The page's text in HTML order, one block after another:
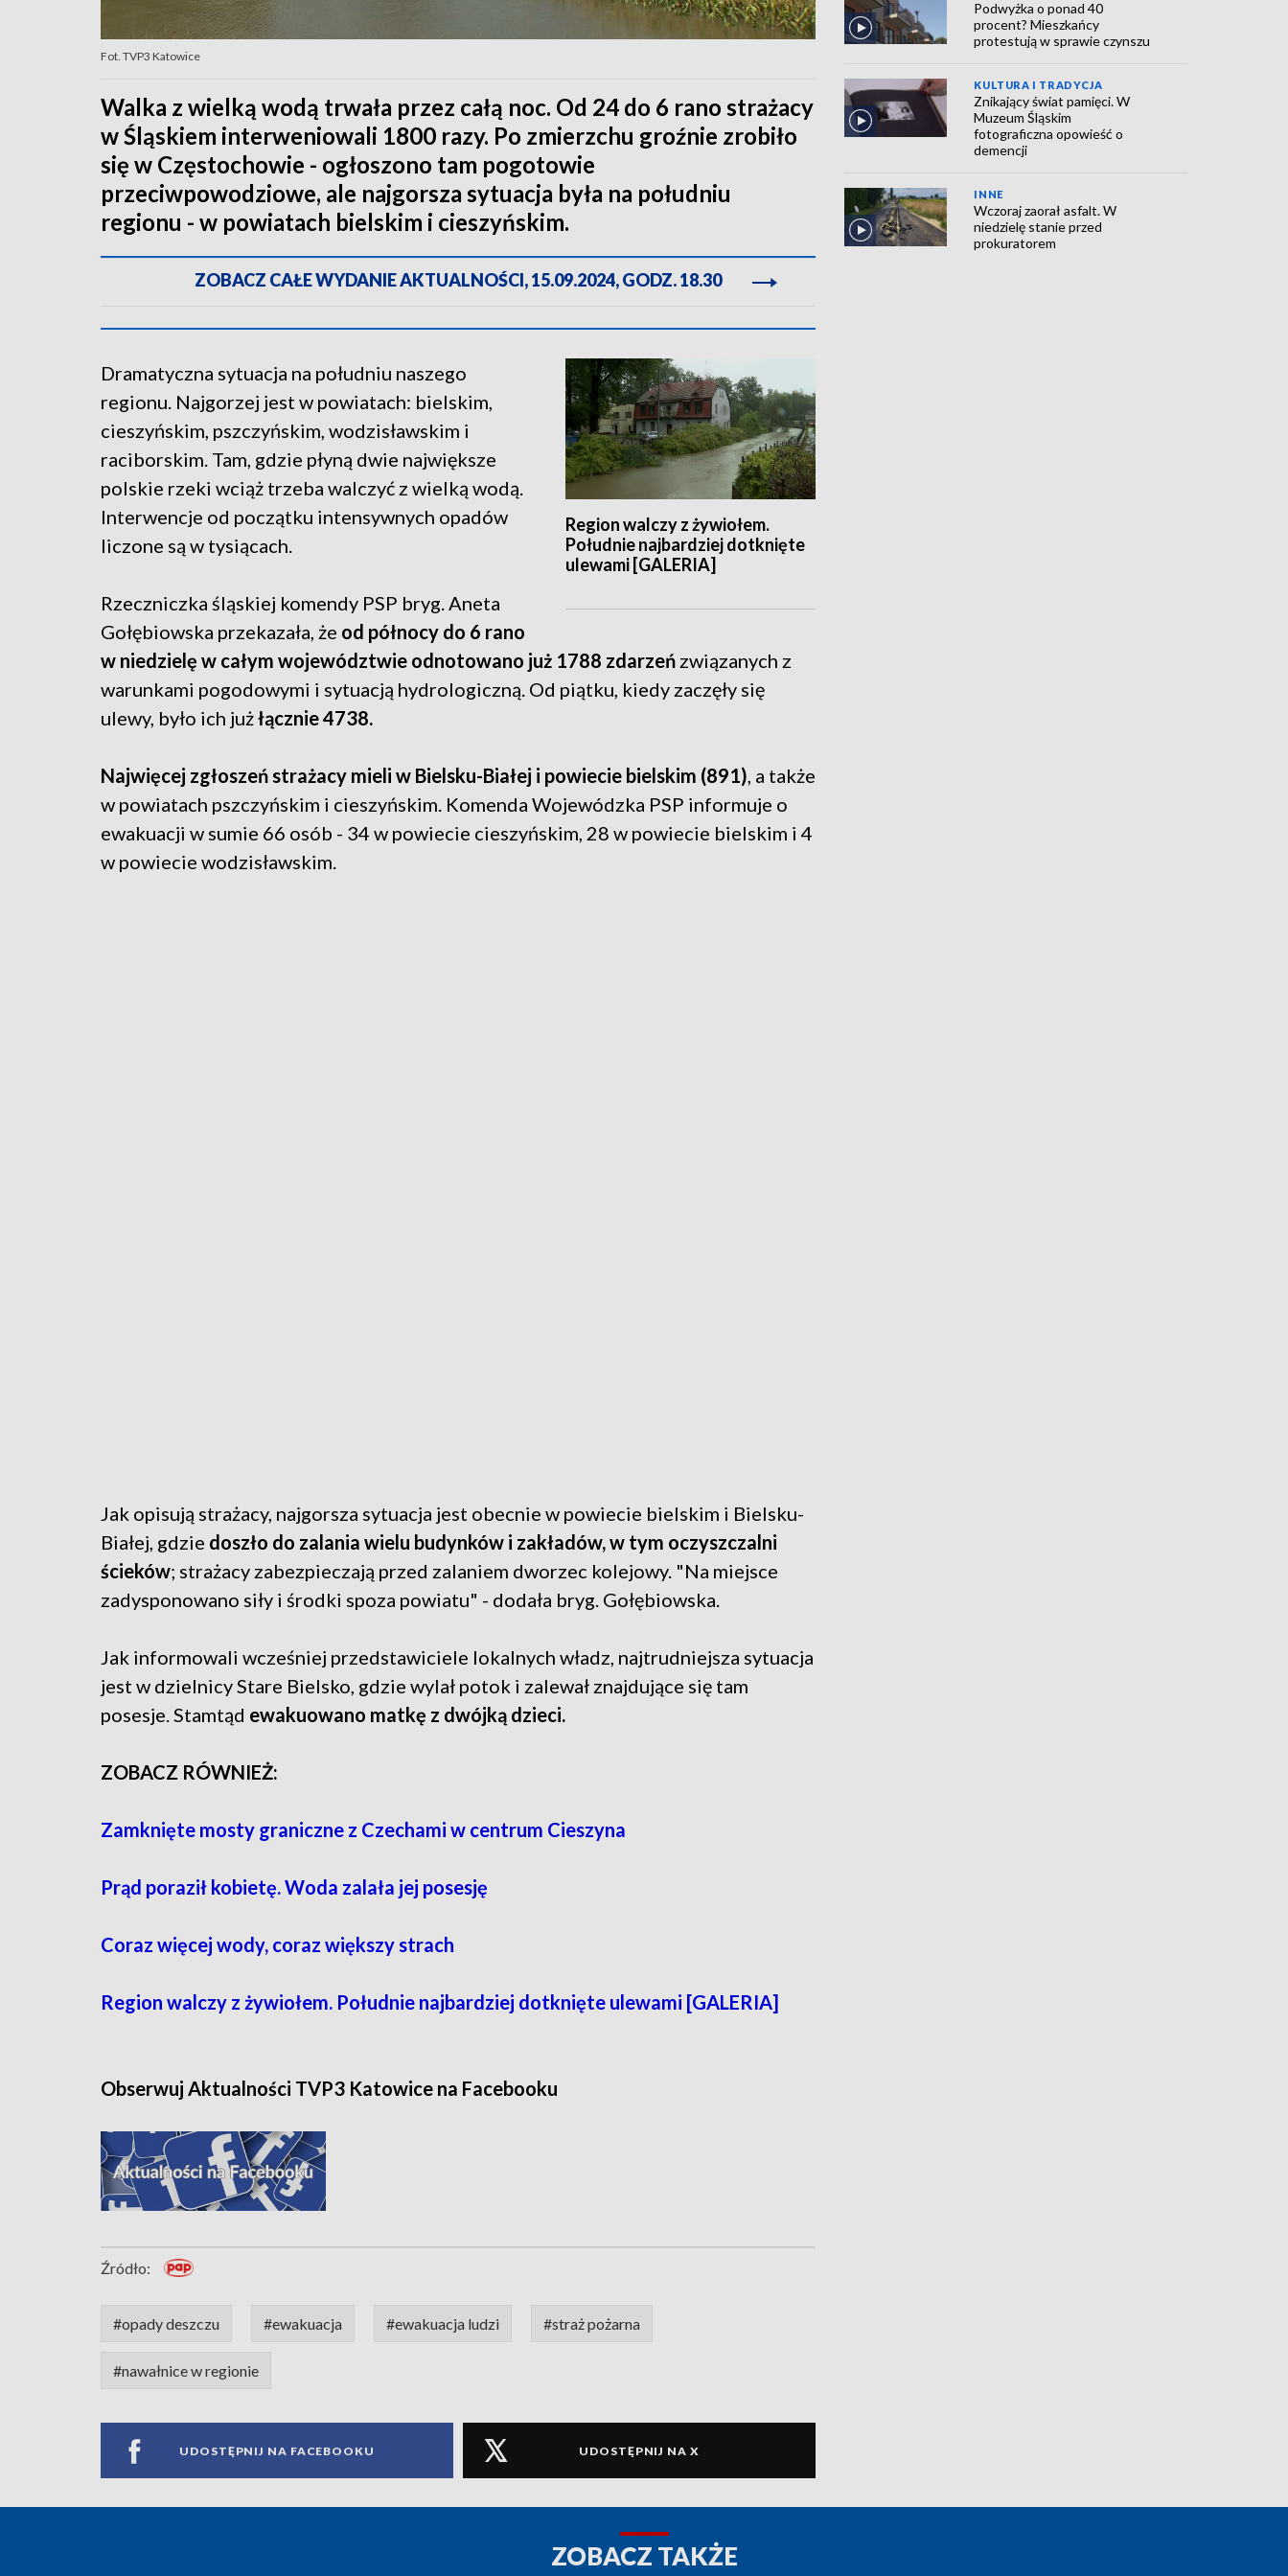
Fot. TVP3 Katowice
Walka z wielką wodą trwała przez całą noc. Od 24 do 6 rano strażacy
w Śląskiem interweniowali 1800 razy. Po zmierzchu groźnie zrobiło
się w Częstochowie - ogłoszono tam pogotowie
przeciwpowodziowe, ale najgorsza sytuacja była na południu
regionu - w powiatach bielskim i cieszyńskim.
ZOBACZ CAŁE WYDANIE AKTUALNOŚCI, 15.09.2024, GODZ. 18.30
Region walczy z żywiołem.
Południe najbardziej dotknięte
ulewami [GALERIA]
Dramatyczna sytuacja na południu naszego
regionu. Najgorzej jest w powiatach: bielskim,
cieszyńskim, pszczyńskim, wodzisławskim i
raciborskim. Tam, gdzie płyną dwie największe
polskie rzeki wciąż trzeba walczyć z wielką wodą.
Interwencje od początku intensywnych opadów
liczone są w tysiącach.
Rzeczniczka śląskiej komendy PSP bryg. Aneta
Gołębiowska przekazała, że od północy do 6 rano
w niedzielę w całym województwie odnotowano już 1788 zdarzeń związanych z
warunkami pogodowymi i sytuacją hydrologiczną. Od piątku, kiedy zaczęły się
ulewy, było ich jużłącznie 4738.
Najwięcej zgłoszeń strażacy mieli w Bielsku-Białej i powiecie bielskim (891), a także
w powiatach pszczyńskim i cieszyńskim. Komenda Wojewódzka PSP informuje o
ewakuacji w sumie 66 osób - 34 w powiecie cieszyńskim, 28 w powiecie bielskim i 4
w powiecie wodzisławskim.
Jak opisują strażacy, najgorsza sytuacja jest obecnie w powiecie bielskim i Bielsku-
Białej, gdzie doszło do zalania wielu budynków i zakładów, w tym oczyszczalni
ścieków; strażacy zabezpieczają przed zalaniem dworzec kolejowy. "Na miejsce
zadysponowano siły i środki spoza powiatu" - dodała bryg. Gołębiowska.
Jak informowali wcześniej przedstawiciele lokalnych władz, najtrudniejsza sytuacja
jest w dzielnicy Stare Bielsko, gdzie wylał potok i zalewał znajdujące się tam
posesje. Stamtąd ewakuowano matkę z dwójką dzieci.
ZOBACZ RÓWNIEŻ:
Zamknięte mosty graniczne z Czechami w centrum Cieszyna
Prąd poraził kobietę. Woda zalała jej posesję
Coraz więcej wody, coraz większy strach
Region walczy z żywiołem. Południe najbardziej dotknięte ulewami [GALERIA]
Obserwuj Aktualności TVP3 Katowice na Facebooku
Źródło:
#opady deszczu #ewakuacja #ewakuacja ludzi #straż pożarna
#nawałnice w regionie
UDOSTĘPNIJ NA FACEBOOKU UDOSTĘPNIJ NA X
Podwyżka o ponad 40
procent? Mieszkańcy
protestują w sprawie czynszu
KULTURA I TRADYCJA
Znikający świat pamięci. W
Muzeum Śląskim
fotograficzna opowieść o
demencji
INNE
Wczoraj zaorał asfalt. W
niedzielę stanie przed
prokuratorem
ZOBACZ TAKŻE